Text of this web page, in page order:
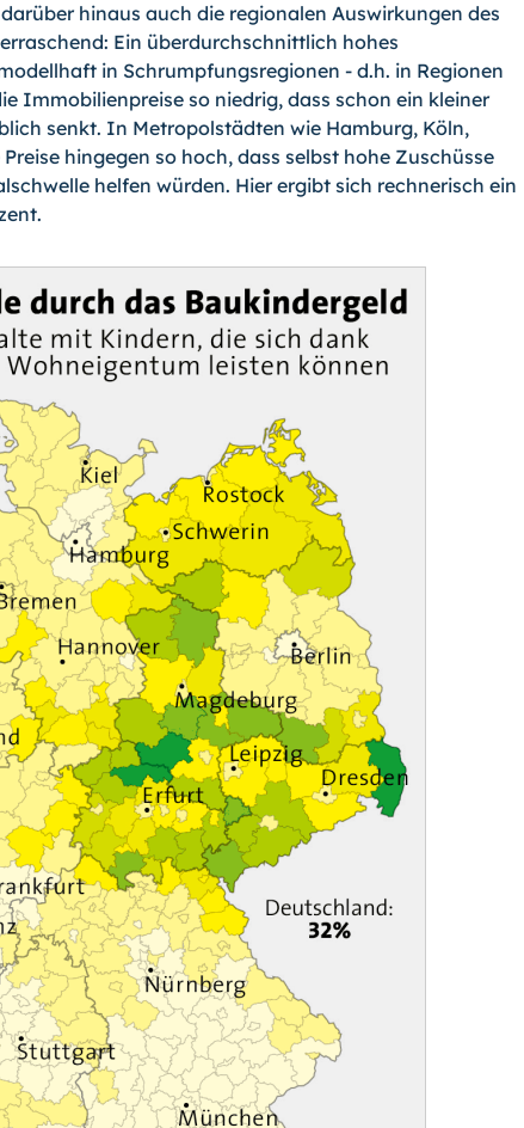
hinaus auch die regionalen Auswirkungen des
Ein überdurchschnittlich hohes
in Schrumpfungsregionen - d.h. in Regionen
Immobilienpreise so niedrig, dass schon ein kleiner
senkt. In Metropolstädten wie Hamburg, Köln,
hingegen so hoch, dass selbst hohe Zuschüsse
helfen würden. Hier ergibt sich rechnerisch ein